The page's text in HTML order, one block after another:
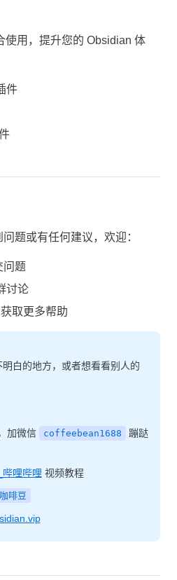
使用，提升您的 Obsidian 体
件
题或有任何建议，欢迎：
问题
讨论
获取更多帮助
白的地方，或者想看看别人的
加微信
coffeebean1688
蹦跶
哩哔哩 视频教程
啡豆